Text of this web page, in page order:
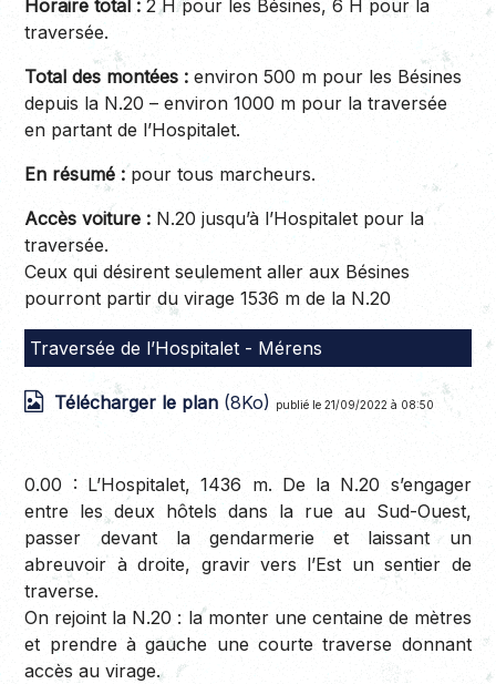
Horaire total : 2 H pour les Bésines, 6 H pour la
traversée.
Total des montées : environ 500 m pour les Bésines
depuis la N.20 – environ 1000 m pour la traversée
en partant de l’Hospitalet.
En résumé : pour tous marcheurs.
Accès voiture : N.20 jusqu’à l’Hospitalet pour la
traversée.
Ceux qui désirent seulement aller aux Bésines
pourront partir du virage 1536 m de la N.20
Traversée de l’Hospitalet - Mérens
Télécharger le plan (8Ko) publié le 21/09/2022 à 08:50
0.00 : L’Hospitalet, 1436 m. De la N.20 s’engager
entre les deux hôtels dans la rue au Sud-Ouest,
passer devant la gendarmerie et laissant un
abreuvoir à droite, gravir vers l’Est un sentier de
traverse.
On rejoint la N.20 : la monter une centaine de mètres
et prendre à gauche une courte traverse donnant
accès au virage.